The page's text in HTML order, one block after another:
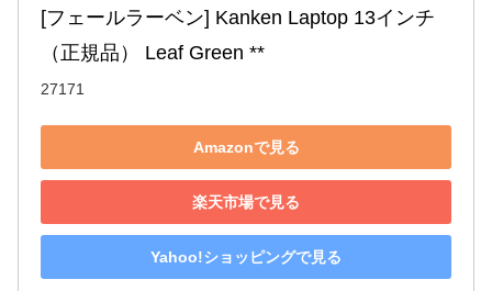
[フェールラーベン] Kanken Laptop 13インチ
（正規品） Leaf Green **
27171
Amazonで見る
楽天市場で見る
Yahoo!ショッピングで見る